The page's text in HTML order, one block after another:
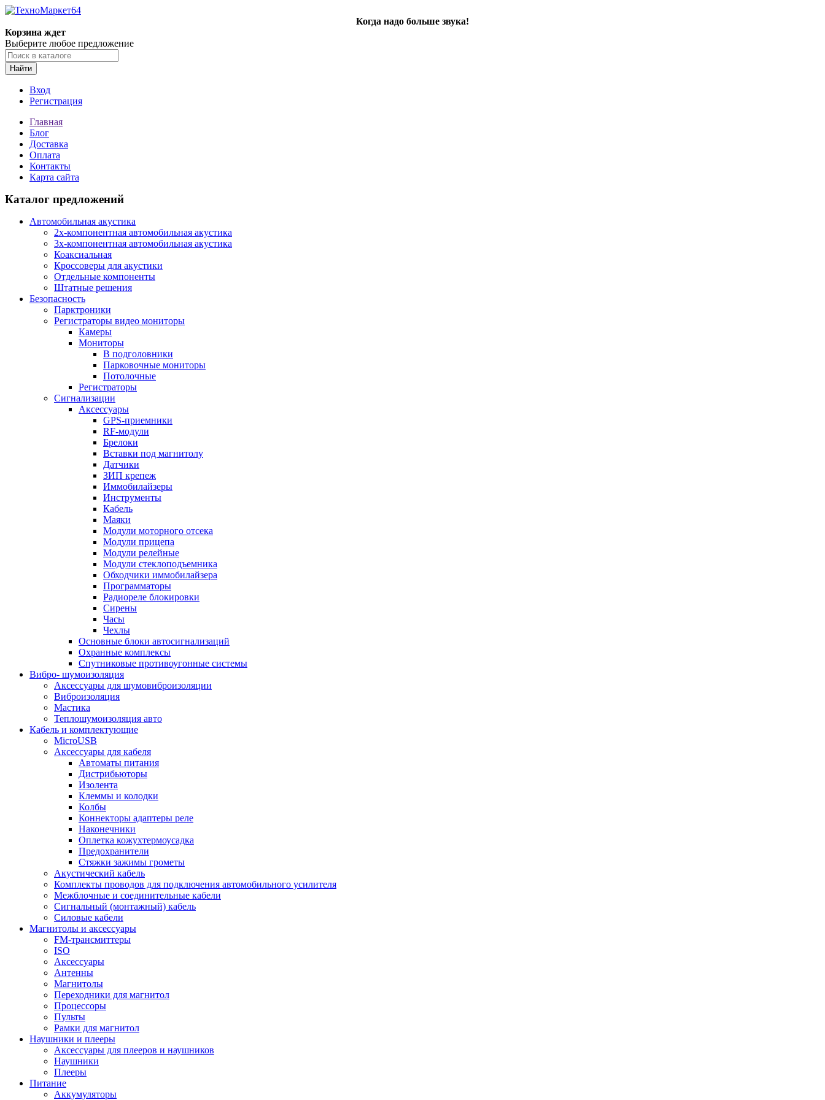
Когда надо больше звука!
Корзина ждет
Выберите любое предложение
Найти
Вход
Регистрация
Главная
Блог
Доставка
Оплата
Контакты
Карта сайта
Каталог предложений
Автомобильная акустика
2х-компонентная автомобильная акустика
3х-компонентная автомобильная акустика
Коаксиальная
Кроссоверы для акустики
Отдельные компоненты
Штатные решения
Безопасность
Парктроники
Регистраторы видео мониторы
Камеры
Мониторы
В подголовники
Парковочные мониторы
Потолочные
Регистраторы
Сигнализации
Аксессуары
GPS-приемники
RF-модули
Брелоки
Вставки под магнитолу
Датчики
ЗИП крепеж
Иммобилайзеры
Инструменты
Кабель
Маяки
Модули моторного отсека
Модули прицепа
Модули релейные
Модули стеклоподъемника
Обходчики иммобилайзера
Программаторы
Радиореле блокировки
Сирены
Часы
Чехлы
Основные блоки автосигнализаций
Охранные комплексы
Спутниковые противоугонные системы
Вибро- шумоизоляция
Аксессуары для шумовиброизоляции
Виброизоляция
Мастика
Теплошумоизоляция авто
Кабель и комплектующие
MicroUSB
Аксессуары для кабеля
Автоматы питания
Дистрибьюторы
Изолента
Клеммы и колодки
Колбы
Коннекторы адаптеры реле
Наконечники
Оплетка кожухтермоусадка
Предохранители
Стяжки зажимы грометы
Акустический кабель
Комплекты проводов для подключения автомобильного усилителя
Межблочные и соединительные кабели
Сигнальный (монтажный) кабель
Силовые кабели
Магнитолы и аксессуары
FM-трансмиттеры
ISO
Аксессуары
Антенны
Магнитолы
Переходники для магнитол
Процессоры
Пульты
Рамки для магнитол
Наушники и плееры
Аксессуары для плееров и наушников
Наушники
Плееры
Питание
Аккумуляторы